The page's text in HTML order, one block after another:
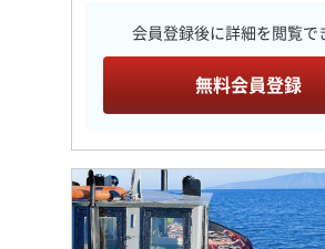
会員登録後に詳細を閲覧で
無料会員登録